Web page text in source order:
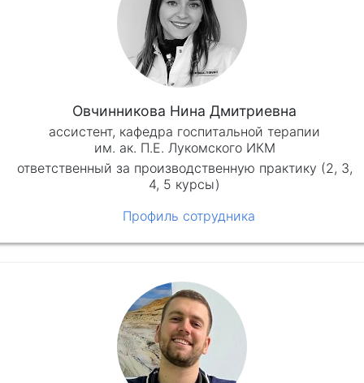
Овчинникова Нина Дмитриевна
ассистент, кафедра госпитальной терапии
им. ак. П.Е. Лукомского ИКМ
ответственный за производственную практику (2, 3,
4, 5 курсы)
Профиль сотрудника